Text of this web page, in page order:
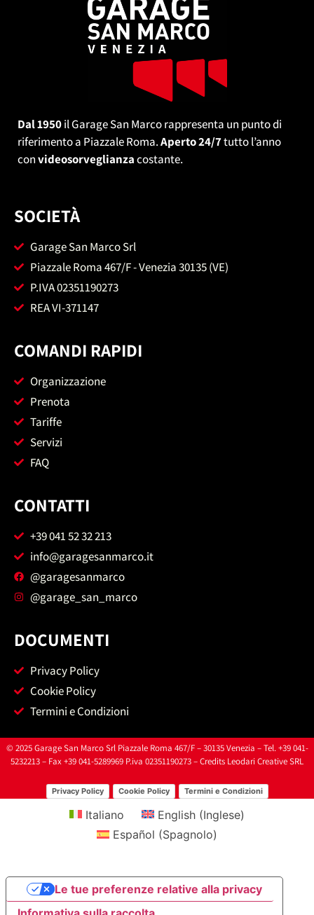
Dal 1950il Garage San Marco rappresenta un punto di
riferimento a Piazzale Roma.Aperto 24/7tutto l’anno
convideosorveglianzacostante.
SOCIETÀ
Garage San Marco Srl
Piazzale Roma 467/F - Venezia 30135 (VE)
P.IVA 02351190273
REA VI-371147
COMANDI RAPIDI
Organizzazione
Prenota
Tariffe
Servizi
FAQ
CONTATTI
+39 041 52 32 213
info@garagesanmarco.it
@garagesanmarco
@garage_san_marco
DOCUMENTI
Privacy Policy
Cookie Policy
Termini e Condizioni
© 2025 Garage San Marco Srl Piazzale Roma 467/F – 30135 Venezia – Tel. +39 041-
5232213 – Fax +39 041-5289969 P.iva 02351190273 – Credits Leodari Creative SRL
Privacy Policy Cookie Policy Termini e Condizioni
Italiano English (Inglese)
Español (Spagnolo)
Le tue preferenze relative alla privacy